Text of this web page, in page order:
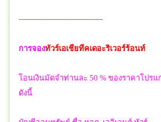
-----------------------------------
การจองทัวร์เอเชียทีคเดอะริเวอร์ร้อนท์
โอนเงินมัดจำท่านละ 50 % ของราคาโปร
ดังนี้